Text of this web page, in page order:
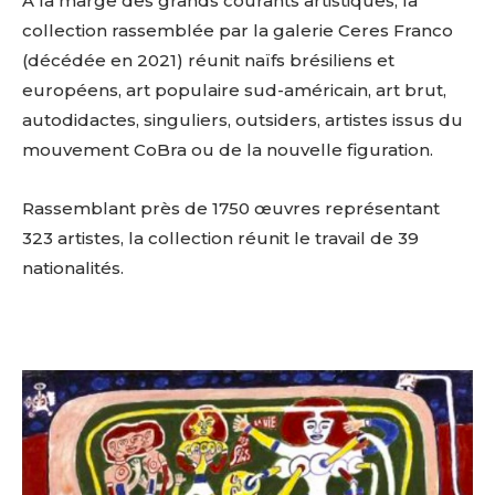
collection rassemblée par la galerie Ceres Franco
(décédée en 2021) réunit naïfs brésiliens et
européens, art populaire sud-américain, art brut,
autodidactes, singuliers, outsiders, artistes issus du
mouvement CoBra ou de la nouvelle figuration.
Rassemblant près de 1750 œuvres représentant
323 artistes, la collection réunit le travail de 39
nationalités.